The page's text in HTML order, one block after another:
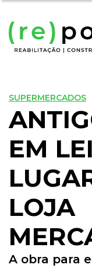
SUPERMERCADOS
EM
LOJA
A obra para